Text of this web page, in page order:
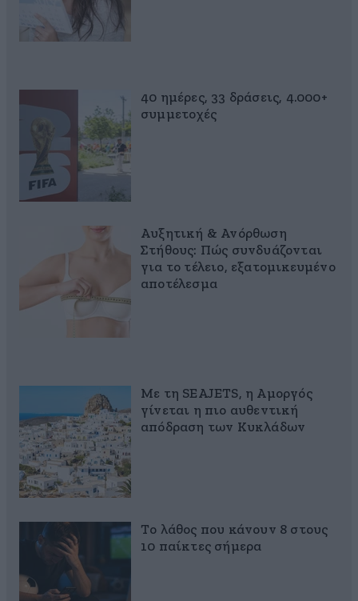
40 ημέρες, 33 δράσεις, 4.000+
συμμετοχές
Αυξητική & Ανόρθωση
Στήθους: Πώς συνδυάζονται
για το τέλειο, εξατομικευμένο
αποτέλεσμα
Με τη SEAJETS, η Αμοργός
γίνεται η πιο αυθεντική
απόδραση των Κυκλάδων
Το λάθος που κάνουν 8 στους
10 παίκτες σήμερα